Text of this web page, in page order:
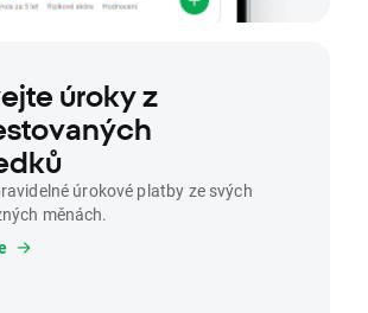
úroky z
úrokové platby ze svých
měnách.